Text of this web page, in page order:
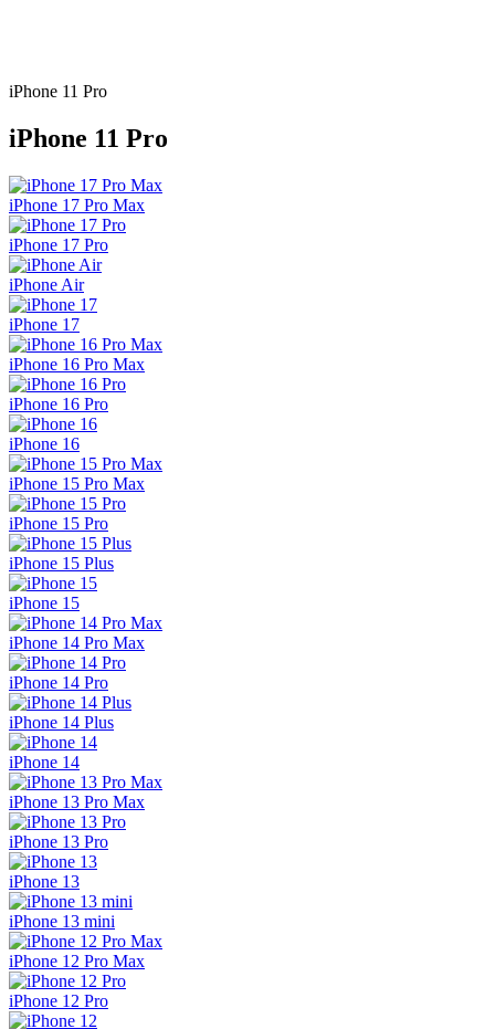
iPhone 11 Pro
iPhone 11 Pro
iPhone 17 Pro Max
iPhone 17 Pro
iPhone Air
iPhone 17
iPhone 16 Pro Max
iPhone 16 Pro
iPhone 16
iPhone 15 Pro Max
iPhone 15 Pro
iPhone 15 Plus
iPhone 15
iPhone 14 Pro Max
iPhone 14 Pro
iPhone 14 Plus
iPhone 14
iPhone 13 Pro Max
iPhone 13 Pro
iPhone 13
iPhone 13 mini
iPhone 12 Pro Max
iPhone 12 Pro